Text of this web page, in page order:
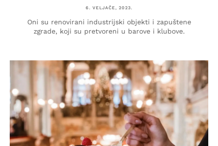
6. VELJAČE, 2023.
Oni su renovirani industrijski objekti i zapuštene
zgrade, koji su pretvoreni u barove i klubove.